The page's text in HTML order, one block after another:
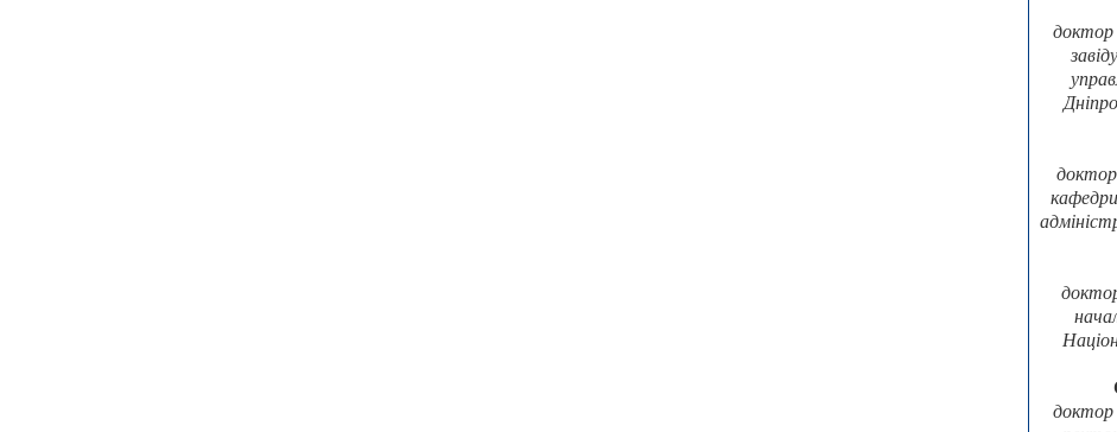
доктор
доктор
доктор